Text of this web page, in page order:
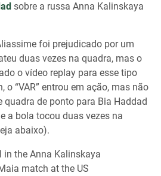
sobre a russa Anna Kalinskaya
foi prejudicado por um
duas vezes na quadra, mas o
o vídeo replay para esse tipo
o “VAR” entrou em ação, mas não
quadra de ponto para Bia Haddad
a bola tocou duas vezes na
abaixo).
in the Anna Kalinskaya
match at the US